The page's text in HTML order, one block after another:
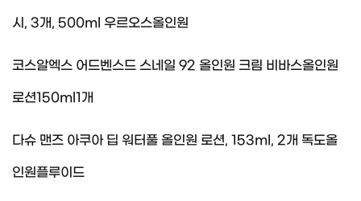
시, 3개, 500ml 우르오스올인원
코스알엑스 어드벤스드 스네일 92 올인원 크림 비바스올인원
로션150ml1개
다슈 맨즈 아쿠아 딥 워터풀 올인원 로션, 153ml, 2개 독도올
인원플루이드